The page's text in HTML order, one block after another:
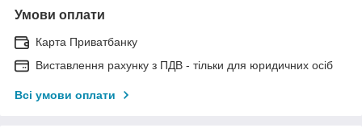
Умови оплати
Карта Приватбанку
Виставлення рахунку з ПДВ - тільки для юридичних осіб
Всі умови оплати